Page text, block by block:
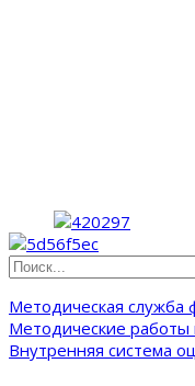
Методическая служба
Методические работы
Внутренняя система